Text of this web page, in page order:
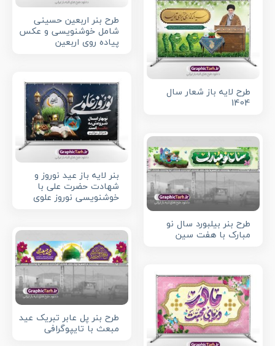
طرح بنر اربعین حسینی
شامل خوشنویسی و عکس
پیاده روی اربعین
طرح لایه باز شعار سال
1404
بنر لایه باز عید نوروز و
شهادت حضرت علی با
خوشنویسی نوروز علوی
طرح بنر بیلبورد سال نو
مبارک با هفت سین
طرح بنر پل عابر تبریک عید
مبعث با تایپوگرافی